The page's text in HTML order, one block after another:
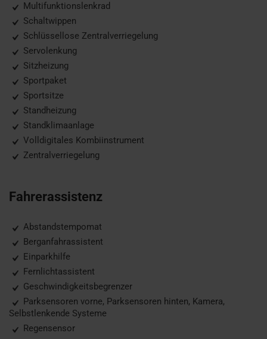
Multifunktionslenkrad
Schaltwippen
Schlüssellose Zentralverriegelung
Servolenkung
Sitzheizung
Sportpaket
Sportsitze
Standheizung
Standklimaanlage
Volldigitales Kombiinstrument
Zentralverriegelung
Fahrerassistenz
Abstandstempomat
Berganfahrassistent
Einparkhilfe
Fernlichtassistent
Geschwindigkeitsbegrenzer
Parksensoren vorne, Parksensoren hinten, Kamera,
Selbstlenkende Systeme
Regensensor